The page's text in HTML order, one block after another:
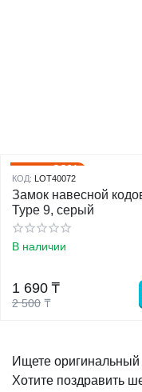
Ищете
Хотите поздравить
32%
КОД: LOT40072
Замок навесной
Type 9, серый
В наличии
2 500 ₸
1 690 ₸